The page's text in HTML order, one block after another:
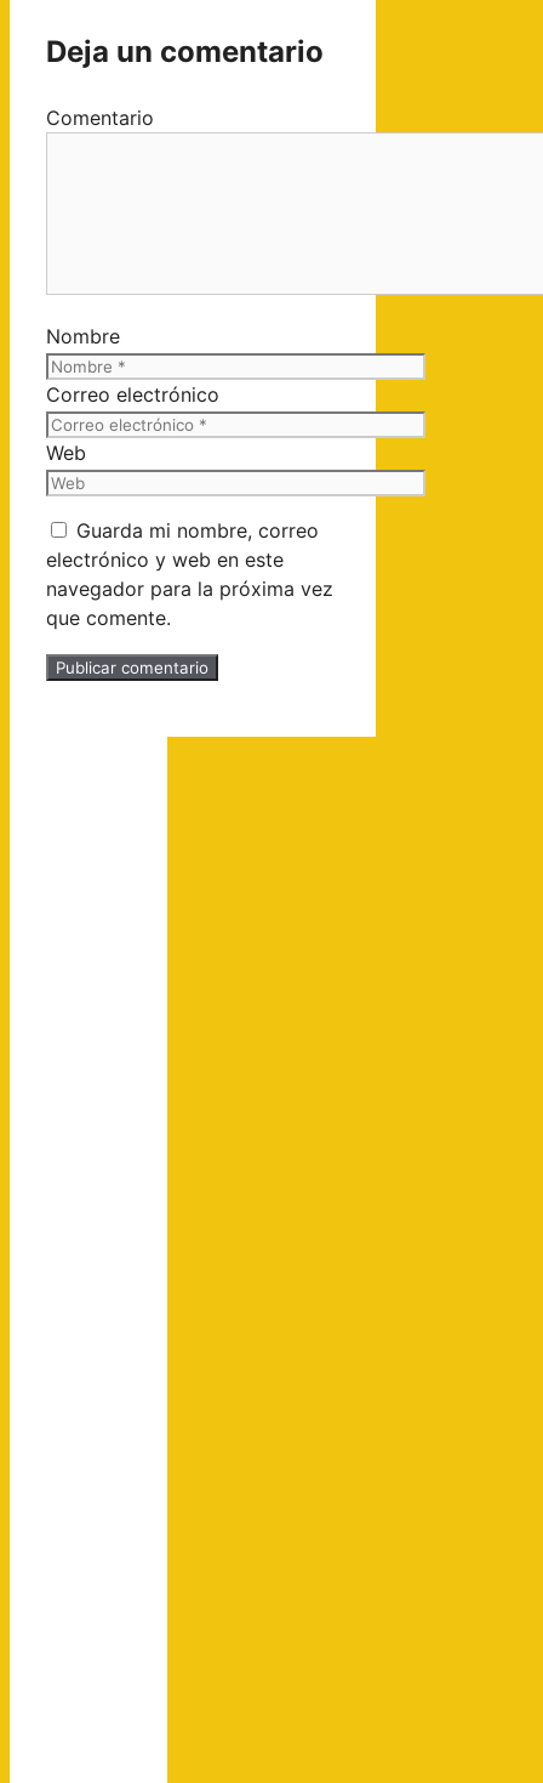
Deja un comentario
Comentario
Nombre
Correo electrónico
Web
Guarda mi nombre, correo
electrónico y web en este
navegador para la próxima vez
que comente.